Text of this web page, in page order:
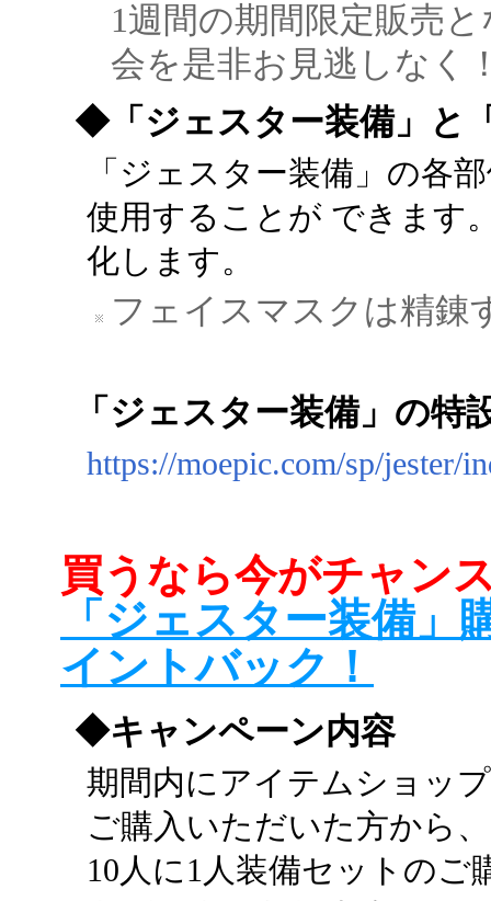
1週間の期間限定販売
会を是非お見逃しなく
◆「ジェスター装備」と
「ジェスター装備」の各
使用することが できます
化します。
フェイスマスクは精錬
「ジェスター装備」の
https://moepic.com/sp/jester/
買うなら今がチャン
「ジェスター装備」
イントバック！
◆キャンペーン内容
期間内にアイテムショッ
ご購入いただいた方から、
10人に1人装備セットのご